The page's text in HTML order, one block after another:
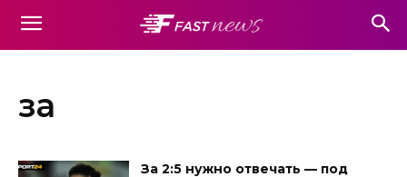
за
За 2:5 нужно отвечать — под